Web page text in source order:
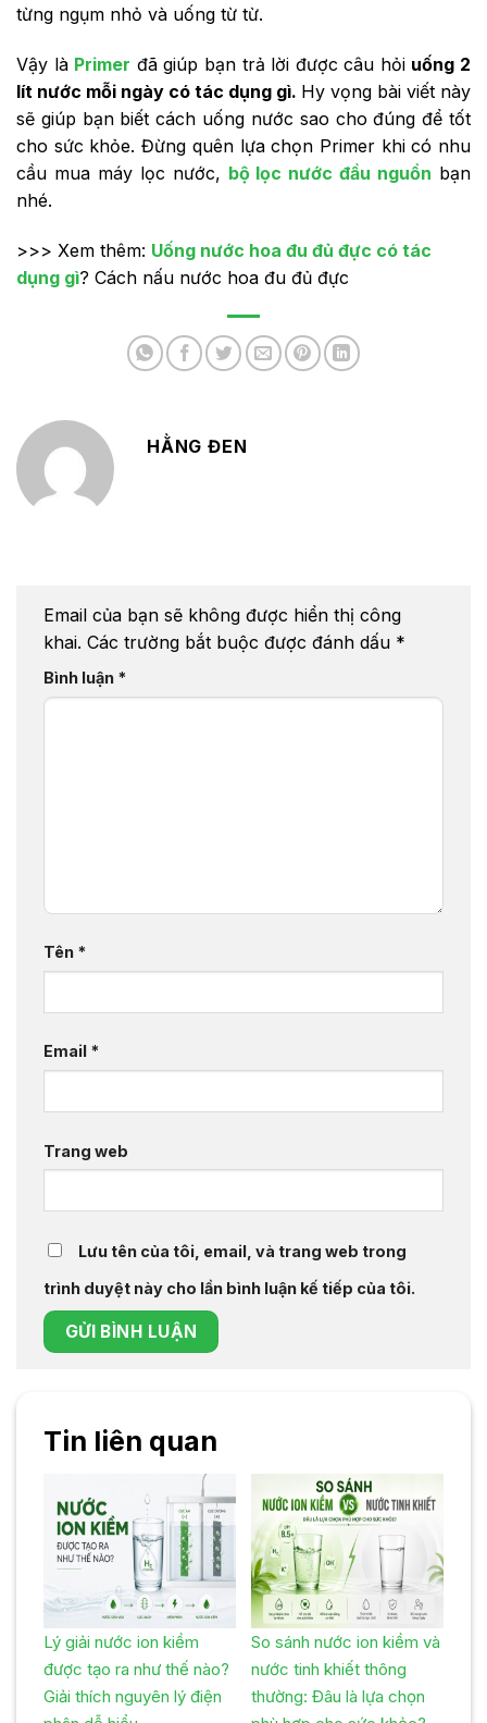
từng ngụm nhỏ và uống từ từ.
Vậy là Primer đã giúp bạn trả lời được câu hỏi uống 2
lít nước mỗi ngày có tác dụng gì. Hy vọng bài viết này
sẽ giúp bạn biết cách uống nước sao cho đúng để tốt
cho sức khỏe. Đừng quên lựa chọn Primer khi có nhu
cầu mua máy lọc nước, bộ lọc nước đầu nguồn bạn
nhé.
>>> Xem thêm: Uống nước hoa đu đủ đực có tác
dụng gì? Cách nấu nước hoa đu đủ đực
HẰNG ĐEN
Email của bạn sẽ không được hiển thị công
khai. Các trường bắt buộc được đánh dấu *
Bình luận *
Tên *
Email *
Trang web
Lưu tên của tôi, email, và trang web trong
trình duyệt này cho lần bình luận kế tiếp của tôi.
Tin liên quan
Lý giải nước ion kiềm
được tạo ra như thế nào?
Giải thích nguyên lý điện
So sánh nước ion kiềm và
nước tinh khiết thông
thường: Đâu là lựa chọn